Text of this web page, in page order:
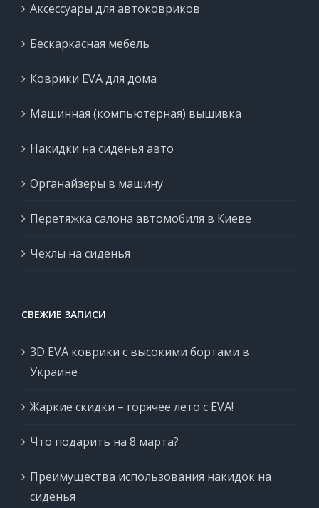
Аксессуары для автоковриков
Бескаркасная мебель
Коврики EVA для дома
Машинная (компьютерная) вышивка
Накидки на сиденья авто
Органайзеры в машину
Перетяжка салона автомобиля в Киеве
Чехлы на сиденья
СВЕЖИЕ ЗАПИСИ
3D EVA коврики с высокими бортами в
Украине
Жаркие скидки – горячее лето с EVA!
Что подарить на 8 марта?
Преимущества использования накидок на
сиденья